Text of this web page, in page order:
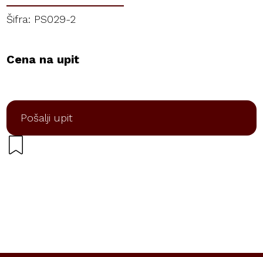
Šifra: PS029-2
Cena na upit
Pošalji upit